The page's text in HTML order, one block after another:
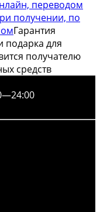
переводом
получении, по
Гарантия
подарка для
получателю
средств